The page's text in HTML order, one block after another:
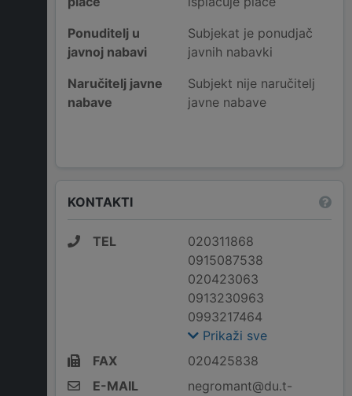
Ponuditelj u
javnoj nabavi
Subjekat je ponudjač
javnih nabavki
Naručitelj javne
nabave
Subjekt nije naručitelj
javne nabave
KONTAKTI
TEL
020311868
0915087538
020423063
0913230963
0993217464
Prikaži sve
FAX
020425838
E-MAIL
negromant@du.t-